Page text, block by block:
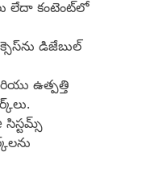
లేదా కంటెంట్‌లో
డిజేబుల్
ఉత్పత్తి